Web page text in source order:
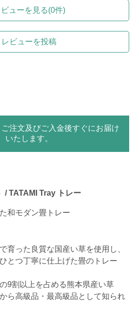
ビューを見る(0件)
レビューを投稿
注文及びご入金後すぐにお届け
いたします。
/ TATAMI Tray トレー
和モダン畳トレー
育った良質な国産い草を使用し、
とつ丁寧に仕上げた畳のトレー
9割以上を占める熊本県産い草
ら高級品・最高級品として知られ